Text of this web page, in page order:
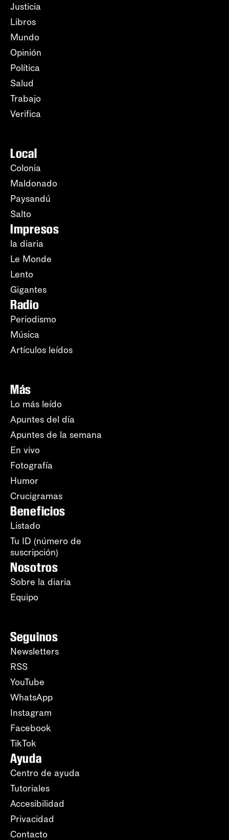
Justicia
Libros
Mundo
Opinión
Política
Salud
Trabajo
Verifica
Local
Colonia
Maldonado
Paysandú
Salto
Impresos
la diaria
Le Monde
Lento
Gigantes
Radio
Periodismo
Música
Artículos leídos
Más
Lo más leído
Apuntes del día
Apuntes de la semana
En vivo
Fotografía
Humor
Crucigramas
Beneficios
Listado
Tu ID (número de
suscripción)
Nosotros
Sobre la diaria
Equipo
Seguinos
Newsletters
RSS
YouTube
WhatsApp
Instagram
Facebook
TikTok
Ayuda
Centro de ayuda
Tutoriales
Accesibilidad
Privacidad
Contacto